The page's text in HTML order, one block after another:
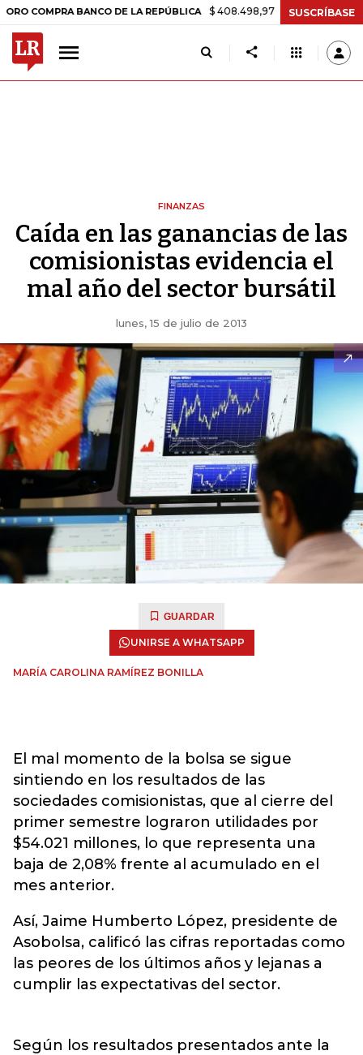
BANCO DE LA REPÚBLICA $ 408.498,97 +$ 8.753,81 +2,19%
SUSCRÍBASE
FINANZAS
Caída en las ganancias de las
comisionistas evidencia el
mal año del sector bursátil
lunes, 15 de julio de 2013
GUARDAR
UNIRSE A WHATSAPP
MARÍA CAROLINA RAMÍREZ BONILLA
El mal momento de la bolsa se sigue
sintiendo en los resultados de las
sociedades comisionistas, que al cierre del
primer semestre lograron utilidades por
$54.021 millones, lo que representa una
baja de 2,08% frente al acumulado en el
mes anterior.
Así, Jaime Humberto López, presidente de
Asobolsa, calificó las cifras reportadas como
las peores de los últimos años y lejanas a
cumplir las expectativas del sector.
Según los resultados presentados ante la